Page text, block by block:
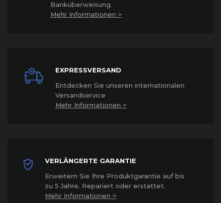
Banküberweisung.
Mehr Informationen >
EXPRESSVERSAND
Entdecken Sie unseren internationalen
Versandservice
Mehr Informationen >
VERLÄNGERTE GARANTIE
Erweitern Sie Ihre Produktgarantie auf bis
zu 5 Jahre. Repariert oder erstattet.
Mehr Informationen >